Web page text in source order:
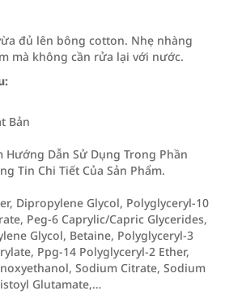
đủ lên bông cotton. Nhẹ nhàng
mà không cần rửa lại với nước.
Bản
Hướng Dẫn Sử Dụng Trong Phần
Tin Chi Tiết Của Sản Phẩm.
Dipropylene Glycol, Polyglyceryl-10
Peg-6 Caprylic/Capric Glycerides,
Glycol, Betaine, Polyglyceryl-3
Ppg-14 Polyglyceryl-2 Ether,
Sodium Citrate, Sodium
Glutamate,…